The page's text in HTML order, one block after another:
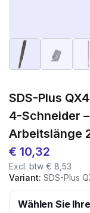
SDS-Plus
4-Schneider
Arbeitslänge
€ 10,32
Excl. btw € 8,53
Variant: SDS-Plus QX4
Wählen Sie